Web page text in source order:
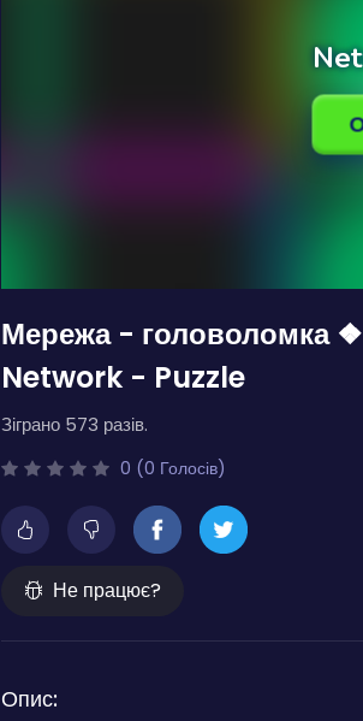
Мережа - головоломка ❖
Network - Puzzle
Зіграно 573 разів.
0 (0 Голосів)
Не працює?
Опис: